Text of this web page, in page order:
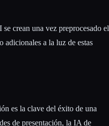
crean una vez preprocesado el
adicionales a la luz de estas
es la clave del éxito de una
de presentación, la IA de